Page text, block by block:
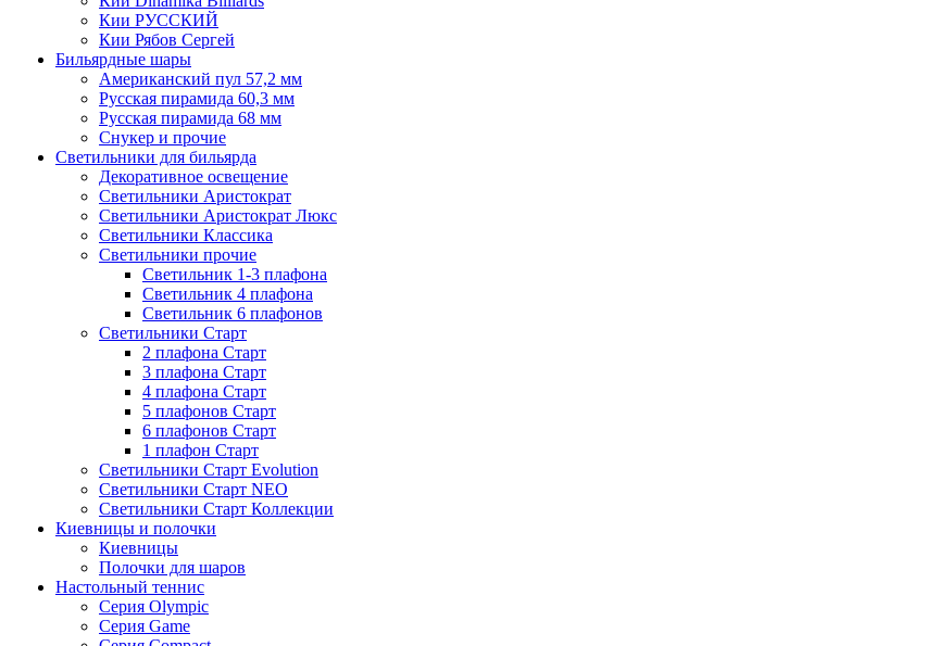
Кии РУССКИЙ
Кии Рябов Сергей
Бильярдные шары
Американский пул 57,2 мм
Русская пирамида 60,3 мм
Русская пирамида 68 мм
Снукер и прочие
Светильники для бильярда
Декоративное освещение
Светильники Аристократ
Светильники Аристократ Люкс
Светильники Классика
Светильники прочие
Светильник 1-3 плафона
Светильник 4 плафона
Светильник 6 плафонов
Светильники Старт
2 плафона Старт
3 плафона Старт
4 плафона Старт
5 плафонов Старт
6 плафонов Старт
1 плафон Старт
Светильники Старт Evolution
Светильники Старт NEO
Светильники Старт Коллекции
Киевницы и полочки
Киевницы
Полочки для шаров
Настольный теннис
Серия Olympic
Серия Game